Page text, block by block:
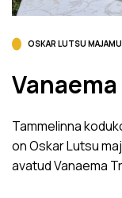
OSKAR LUTSU
Tammelinna
on Oskar Lutsu
avatud Vanaema